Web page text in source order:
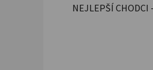
NEJLEPŠÍ CHODCI